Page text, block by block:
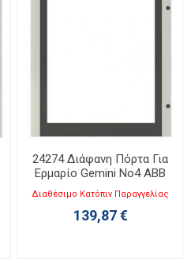
24274 Διάφανη Πόρτα Για
Ερμαρίο Gemini No4 ABB
Διαθέσιμο Κατόπιν Παραγγελίας
139,87 €